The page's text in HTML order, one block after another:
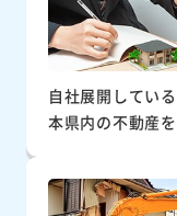
自社展開してい
本県内の不動産